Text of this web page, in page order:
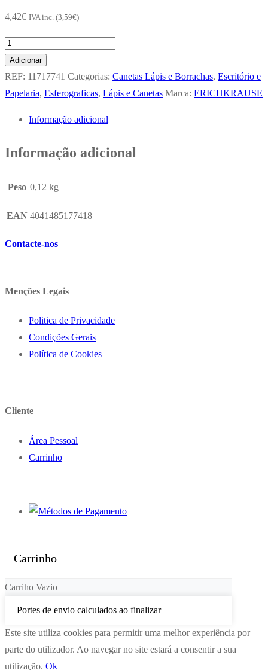
4,42€ IVA inc. (3,59€)
Quantidade
de
Esferográfica
Preto
Belle
12un
Adicionar
REF: 11717741 Categorias: Canetas Lápis e Borrachas, Escritório e
Papelaria, Esferograficas, Lápis e Canetas Marca: ERICHKRAUSE
Informação adicional
Informação adicional
Peso 0,12 kg
EAN 4041485177418
Contacte-nos
Menções Legais
Politica de Privacidade
Condições Gerais
Política de Cookies
Cliente
Área Pessoal
Carrinho
Carrinho
Carriho Vazio
Portes de envio calculados ao finalizar
Este site utiliza cookies para permitir uma melhor experiência por
parte do utilizador. Ao navegar no site estará a consentir a sua
utilização. Ok